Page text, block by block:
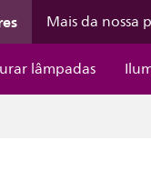
Mais da nossa
lâmpadas